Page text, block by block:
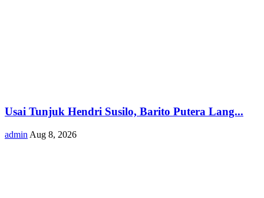
Usai Tunjuk Hendri Susilo, Barito Putera Lang...
admin Aug 8, 2026